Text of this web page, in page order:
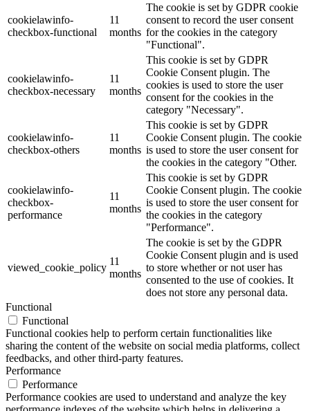
cookielawinfo-
checkbox-functional
11
months
The cookie is set by GDPR cookie
consent to record the user consent
for the cookies in the category
"Functional".
cookielawinfo-
checkbox-necessary
11
months
This cookie is set by GDPR
Cookie Consent plugin. The
cookies is used to store the user
consent for the cookies in the
category "Necessary".
cookielawinfo-
checkbox-others
11
months
This cookie is set by GDPR
Cookie Consent plugin. The cookie
is used to store the user consent for
the cookies in the category "Other.
cookielawinfo-
checkbox-
performance
11
months
This cookie is set by GDPR
Cookie Consent plugin. The cookie
is used to store the user consent for
the cookies in the category
"Performance".
viewed_cookie_policy
11
months
The cookie is set by the GDPR
Cookie Consent plugin and is used
to store whether or not user has
consented to the use of cookies. It
does not store any personal data.
Functional
Functional
Functional cookies help to perform certain functionalities like
sharing the content of the website on social media platforms, collect
feedbacks, and other third-party features.
Performance
Performance
Performance cookies are used to understand and analyze the key